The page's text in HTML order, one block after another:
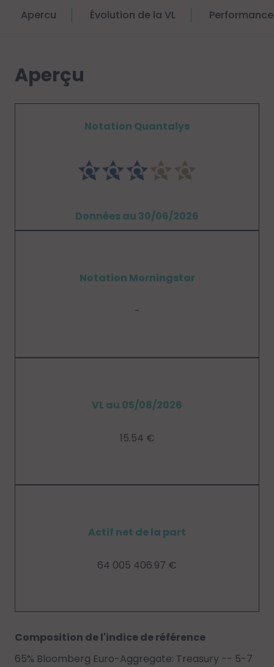
Apercu Évolution de la VL
Aperçu
Notation Quantalys
Données au 30/06/2026
Notation Morningstar
-
VL au 05/08/2026
15.54 €
Actif net de la part
64 005 406.97 €
Composition de l'indice de référence
65% Bloomberg Euro-Aggregate: Treasury -- 5-7